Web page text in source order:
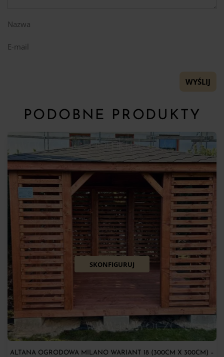
Nazwa
E-mail
PODOBNE PRODUKTY
SKONFIGURUJ
ALTANA OGRODOWA MILANO WARIANT 18 (300CM X 300CM) –